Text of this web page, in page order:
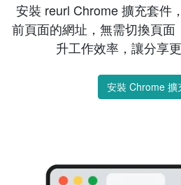
安裝 reurl Chrome 擴充套件
前頁面的網址，無需切換頁
升工作效率，讓分享
安裝 Chrome 擴